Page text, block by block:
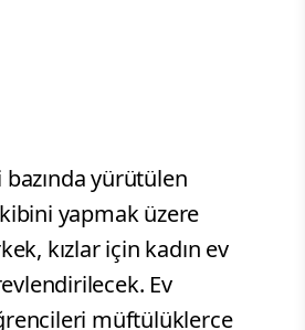
bazında yürütülen
yapmak üzere
kızlar için kadın ev
Ev
müftülüklerce